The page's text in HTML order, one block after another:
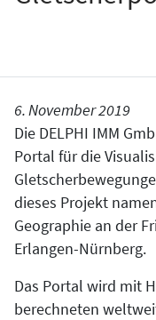
6. November 2019
Die DELPHI IMM
Portal für die
dieses Projekt
Geographie an der
Erlangen-Nürnberg.
Das Portal wird mit
berechneten